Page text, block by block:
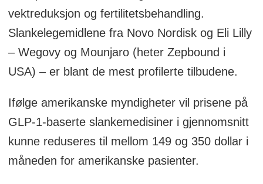
vektreduksjon og fertilitetsbehandling.
Slankelegemidlene fra Novo Nordisk og Eli Lilly
– Wegovy og Mounjaro (heter Zepbound i
USA) – er blant de mest profilerte tilbudene.
Ifølge amerikanske myndigheter vil prisene på
GLP-1-baserte slankemedisiner i gjennomsnitt
kunne reduseres til mellom 149 og 350 dollar i
måneden for amerikanske pasienter.